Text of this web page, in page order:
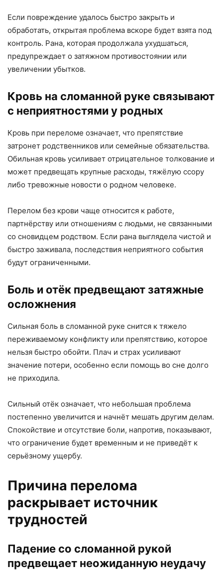
Если повреждение удалось быстро закрыть и
обработать, открытая проблема вскоре будет взята под
контроль. Рана, которая продолжала ухудшаться,
предупреждает о затяжном противостоянии или
увеличении убытков.
Кровь на сломанной руке связывают
с неприятностями у родных
Кровь при переломе означает, что препятствие
затронет родственников или семейные обязательства.
Обильная кровь усиливает отрицательное толкование и
может предвещать крупные расходы, тяжёлую ссору
либо тревожные новости о родном человеке.
Перелом без крови чаще относится к работе,
партнёрству или отношениям с людьми, не связанными
со сновидцем родством. Если рана выглядела чистой и
быстро заживала, последствия неприятного события
будут ограниченными.
Боль и отёк предвещают затяжные
осложнения
Сильная боль в сломанной руке снится к тяжело
переживаемому конфликту или препятствию, которое
нельзя быстро обойти. Плач и страх усиливают
значение потери, особенно если помощь во сне долго
не приходила.
Сильный отёк означает, что небольшая проблема
постепенно увеличится и начнёт мешать другим делам.
Спокойствие и отсутствие боли, напротив, показывают,
что ограничение будет временным и не приведёт к
серьёзному ущербу.
Причина перелома
раскрывает источник
трудностей
Падение со сломанной рукой
предвещает неожиданную неудачу